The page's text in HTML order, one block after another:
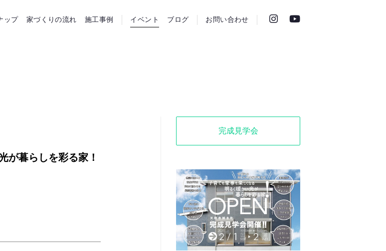
ップ 家づくりの流れ 施工事例 イベント ブログ お問い合わせ
が暮らしを彩る家！
完成見学会